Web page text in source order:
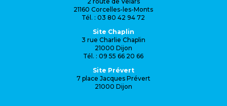
21160 Corcelles-les-Monts
Tél. : 03 80 42 94 72
Site Chaplin
3 rue Charlie Chaplin
21000 Dijon
Tél. : 09 55 66 20 66
Site Prévert
7 place Jacques Prévert
21000 Dijon